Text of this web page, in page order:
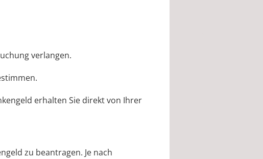
verlangen.
erhalten Sie direkt von Ihrer
zu beantragen. Je nach